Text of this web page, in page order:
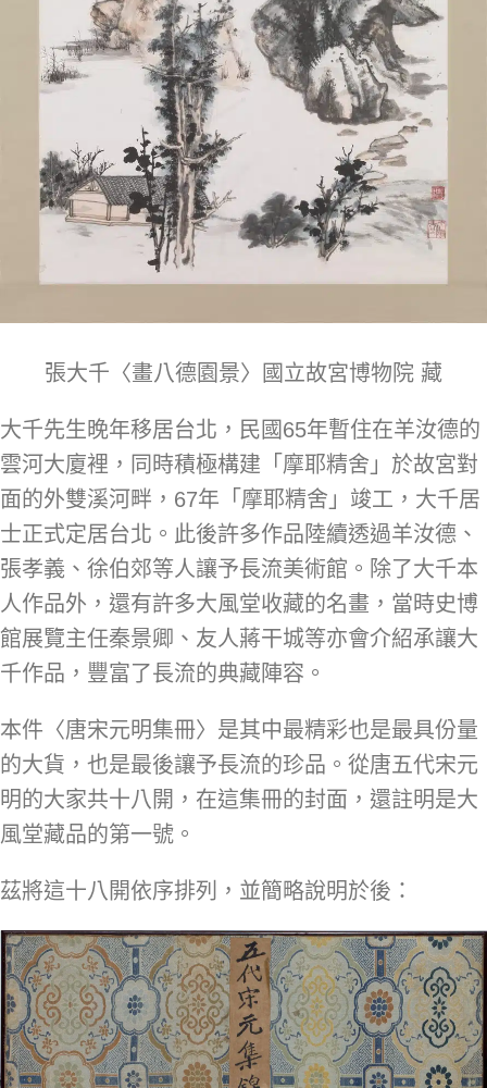
張大千〈畫八德園景〉國立故宮博物院 藏
大千先生晚年移居台北，民國65年暫住在羊汝德的
雲河大廈裡，同時積極構建「摩耶精舍」於故宮對
面的外雙溪河畔，67年「摩耶精舍」竣工，大千居
士正式定居台北。此後許多作品陸續透過羊汝德、
張孝義、徐伯郊等人讓予長流美術館。除了大千本
人作品外，還有許多大風堂收藏的名畫，當時史博
館展覽主任秦景卿、友人蔣干城等亦會介紹承讓大
千作品，豐富了長流的典藏陣容。
本件〈唐宋元明集冊〉是其中最精彩也是最具份量
的大貨，也是最後讓予長流的珍品。從唐五代宋元
明的大家共十八開，在這集冊的封面，還註明是大
風堂藏品的第一號。
茲將這十八開依序排列，並簡略說明於後：